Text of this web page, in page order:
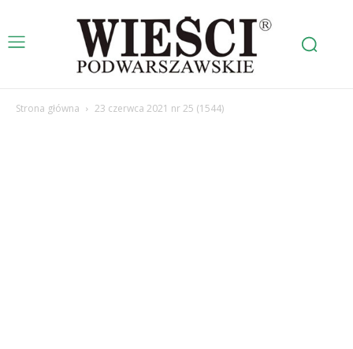
Strona główna 23 czerwca 2021 nr 25 (1544)